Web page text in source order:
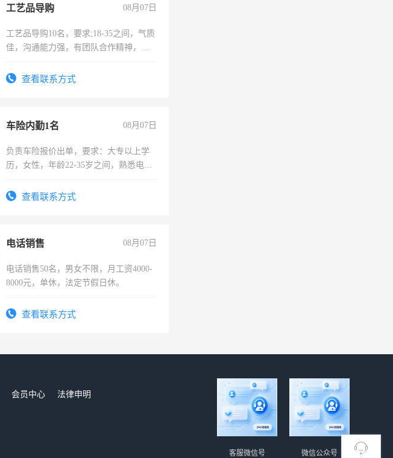
工艺品导购 08月07日
工艺品导购10名，要求;18-35之间，气质
佳，沟通能力强，有团队合作精神，有
查看联系方式
车险内勤1名 08月07日
负责车险报价出单，要求：大专以上学
历，女性，年龄22-35岁之间，熟悉电脑
试用期1-3个月，转正后交纳五险，
查看联系方式
电话销售 08月07日
电话销售50名，男女不限，月工资4000-
8000元，单休，法定节假日休。
查看联系方式
会员中心
法律申明
微信公众号
客服微信号